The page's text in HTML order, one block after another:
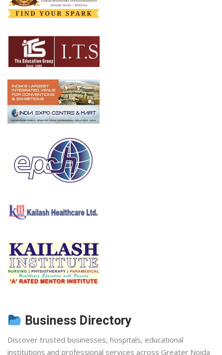
Business Directory
Discover trusted businesses, hospitals, educational
institutions and professional services across Greater Noida